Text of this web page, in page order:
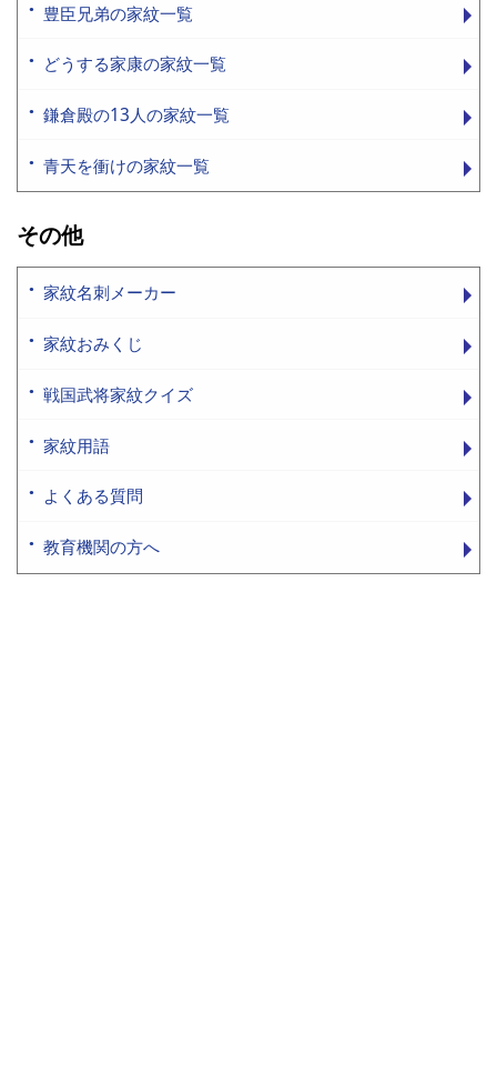
豊臣兄弟の家紋一覧
どうする家康の家紋一覧
鎌倉殿の13人の家紋一覧
青天を衝けの家紋一覧
その他
家紋名刺メーカー
家紋おみくじ
戦国武将家紋クイズ
家紋用語
よくある質問
教育機関の方へ